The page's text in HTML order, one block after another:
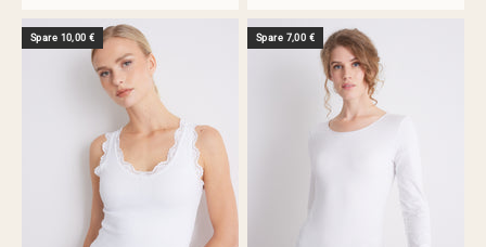
Spare 10,00 € Spare 7,00 €